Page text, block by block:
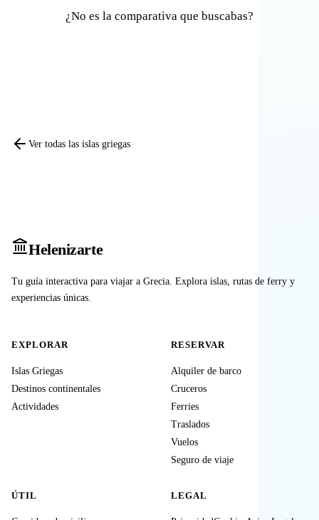
¿No es la comparativa que buscabas?
Ver todas las islas griegas
Helenizarte
Tu guía interactiva para viajar a Grecia. Explora islas, rutas de ferry y
experiencias únicas.
EXPLORAR
Islas Griegas
Destinos continentales
Actividades
RESERVAR
Alquiler de barco
Cruceros
Ferries
Traslados
Vuelos
Seguro de viaje
ÚTIL LEGAL